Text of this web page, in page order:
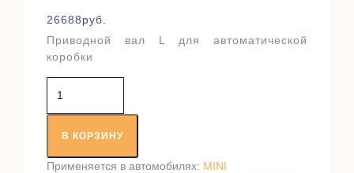
26688руб.
Приводной вал L для автоматической
коробки
товара
Приводной
валВ КОРЗИНУ
Применяется в автомобилях: MINI